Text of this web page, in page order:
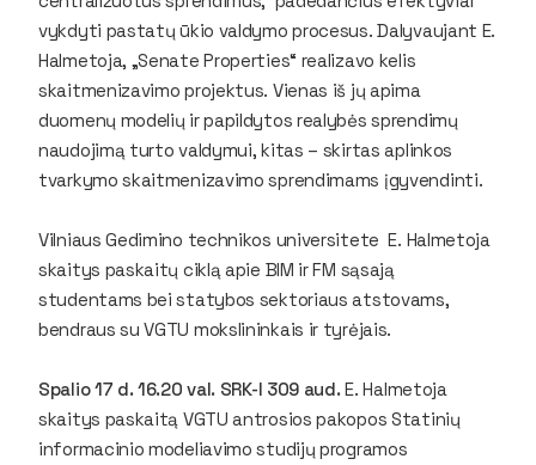
vykdyti pastatų ūkio valdymo procesus. Dalyvaujant E.
Halmetoja, „Senate Properties“ realizavo kelis
skaitmenizavimo projektus. Vienas iš jų apima
duomenų modelių ir papildytos realybės sprendimų
naudojimą turto valdymui, kitas – skirtas aplinkos
tvarkymo skaitmenizavimo sprendimams įgyvendinti.
Vilniaus Gedimino technikos universitete E. Halmetoja
skaitys paskaitų ciklą apie BIM ir FM sąsają
studentams bei statybos sektoriaus atstovams,
bendraus su VGTU mokslininkais ir tyrėjais.
Spalio 17 d. 16.20 val. SRK-I 309 aud.E. Halmetoja
skaitys paskaitą VGTU antrosios pakopos Statinių
informacinio modeliavimo studijų programos